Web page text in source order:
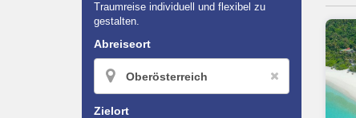
Traumreise individuell und flexibel zu
gestalten.
Abreiseort
Zielort